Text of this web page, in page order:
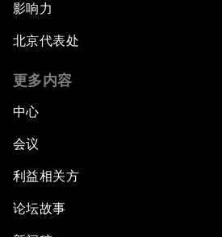
影响力
北京代表处
更多内容
中心
会议
利益相关方
论坛故事